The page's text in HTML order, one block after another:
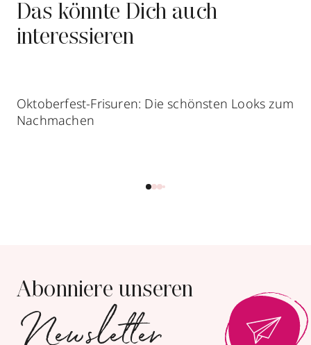
Das könnte Dich auch
interessieren
Oktoberfest-Frisuren: Die schönsten Looks zum
Nachmachen
Abonniere unseren